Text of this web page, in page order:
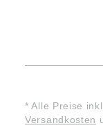
* Alle Preise
Versandkosten